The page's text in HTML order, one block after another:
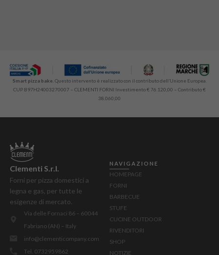
Smart pizza bake. Questo intervento è realizzato con il contributo dell’Unione Europea.
CUP B97H24003270007 – CLEMENTI FORNI Investimento € 76.120,00 – Contributo €
38.060,00
Clementi S.r.l.
Forni per pizza domestici a
legna e gas, per tutte le
esigenze di mercato.
Via delle Fornaci 86 – 60044
Fabriano (AN) – Italy
info@clementicompany.com
Tel. 0732959862
NAVIGAZIONE
HOMEPAGE
FORNI
BARBECUE
STUFE
CUCINE OUTDOOR
RIVENDITORI
SHOP
NOTIZIE